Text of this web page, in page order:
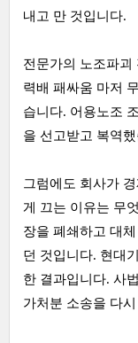
내고 만 것입니다.
전문가의 노조파괴
력배 패싸움 마저
습니다. 어용노조
을 선고받고 복역
그럼에도 회사가
게 끄는 이유는 무
장을 폐쇄하고 대
던 것입니다. 현대
한 결과입니다. 사
가처분 소송을 다